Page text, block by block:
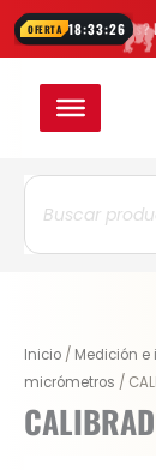
OFERTA 18:33:25
¿Dudas?
Búsqueda
productos
Inicio / Medición e
micrómetros /
CALIBRADOR
DE
GALGAS
32